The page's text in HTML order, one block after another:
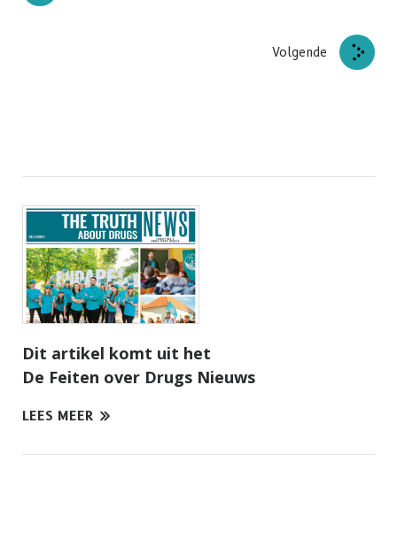
Volgende
Dit artikel komt uit het
De Feiten over Drugs Nieuws
LEES MEER